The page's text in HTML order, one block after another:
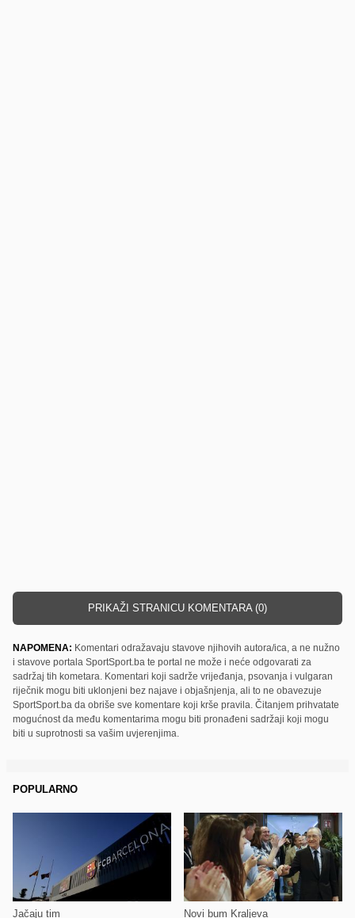
PRIKAŽI STRANICU KOMENTARA (0)
NAPOMENA: Komentari odražavaju stavove njihovih autora/ica, a ne nužno
i stavove portala SportSport.ba te portal ne može i neće odgovarati za
sadržaj tih kometara. Komentari koji sadrže vrijeđanja, psovanja i vulgaran
riječnik mogu biti uklonjeni bez najave i objašnjenja, ali to ne obavezuje
SportSport.ba da obriše sve komentare koji krše pravila. Čitanjem prihvatate
mogućnost da među komentarima mogu biti pronađeni sadržaji koji mogu
biti u suprotnosti sa vašim uvjerenjima.
POPULARNO
Jačaju tim Novi bum Kraljeva